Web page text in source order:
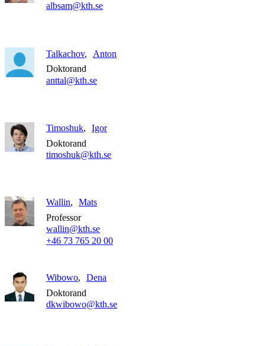
albsam@kth.se
Talkachov
Anton
Doktorand
anttal@kth.se
Timoshuk
Igor
Doktorand
timoshuk@kth.se
Wallin
Mats
Professor
wallin@kth.se
+46 73 765 20 00
Wibowo
Dena
Doktorand
dkwibowo@kth.se